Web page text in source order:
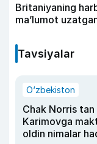
Britaniyaning
ma’lumot
Tavsiyalar
O‘zbekiston
Chak Norris
Karimovga
oldin nimalar